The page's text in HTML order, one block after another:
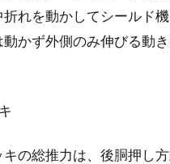
れを動かしてシールド
かず外側のみ伸びる動
の総推力は、後胴押し